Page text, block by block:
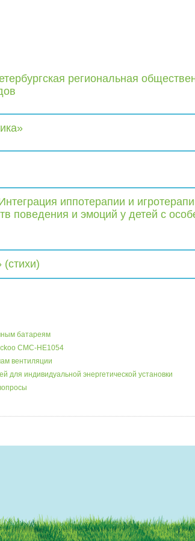
региональная
иппотерапии и
поведения и эмоций у детей с
(стихи)
батареям
CMC-HE1054
вентиляции
для индивидуальной энергетической установки